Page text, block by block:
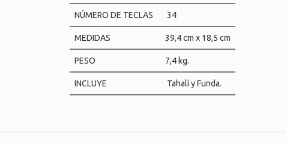
NÚMERO DE TECLAS 34
MEDIDAS 39,4 cm x 18,5 cm
PESO 7,4 kg.
INCLUYE Tahalí y Funda.